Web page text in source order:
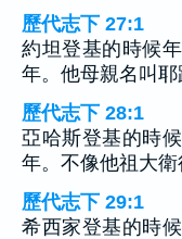
歷代志下 27:1
約坦登基的時候
年。他母親名叫耶
歷代志下 28:1
亞哈斯登基的時
年。不像他祖大衛
歷代志下 29:1
希西家登基的時